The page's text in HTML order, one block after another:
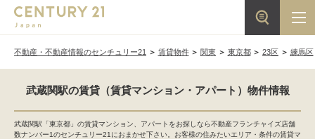
不動産・不動産情報のセンチュリー21 賃貸物件 関東 東京都 23区 練馬区
武蔵関駅の賃貸（賃貸マンション・アパート）物件情報
武蔵関駅「東京都」の賃貸マンション、アパートをお探しなら不動産フランチャイズ店舗
数ナンバー1のセンチュリー21におまかせ下さい。お客様の住みたいエリア・条件の賃貸マ